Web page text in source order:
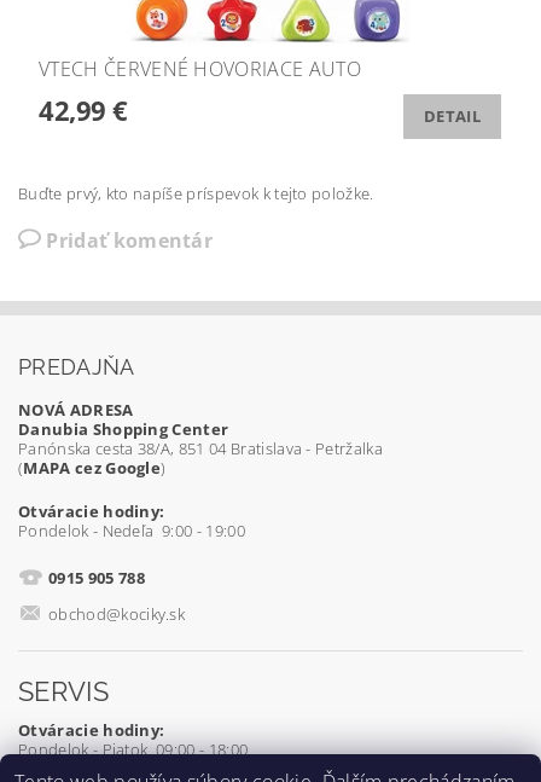
VTECH ČERVENÉ HOVORIACE AUTO
42,99 € DETAIL
Buďte prvý, kto napíše príspevok k tejto položke.
Pridať komentár
PREDAJŇA
NOVÁ ADRESA
Danubia Shopping Center
Panónska cesta 38/A, 851 04 Bratislava - Petržalka
(MAPA cez Google)
Otváracie hodiny:
Pondelok - Nedeľa 9:00 - 19:00
0915 905 788
obchod@kociky.sk
SERVIS
Otváracie hodiny:
Pondelok - Piatok 09:00 - 18:00